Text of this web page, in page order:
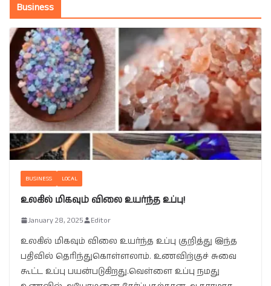
Business
BUSINESS LOCAL
உலகில் மிகவும் விலை உயர்ந்த உப்பு!
January 28, 2025 Editor
உலகில் மிகவும் விலை உயர்ந்த உப்பு குறித்து இந்த
பதிவில் தெரிந்துகொள்ளலாம். உணவிற்குச் சுவை
கூட்ட உப்பு பயன்படுகிறது.வெள்ளை உப்பு நமது